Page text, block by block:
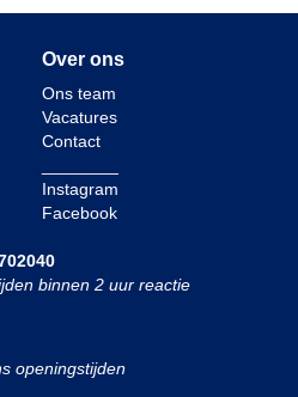
Over ons
Ons team
Vacatures
Contact
Instagram
Facebook
binnen 2 uur reactie
openingstijden